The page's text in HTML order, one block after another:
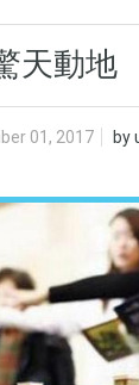
天動地
01, 2017 by